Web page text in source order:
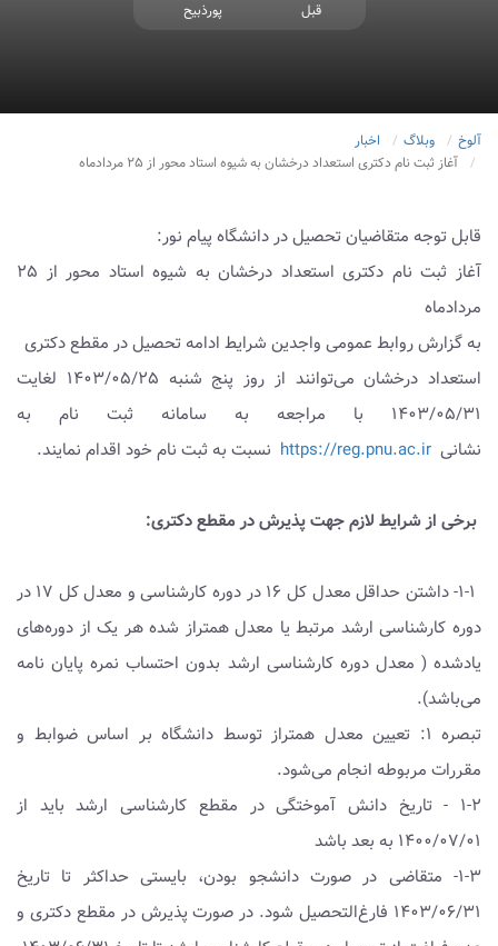
قبل
پورذبیح
آلوخ وبلاگ
اخبار
آغاز ثبت نام دکتری استعداد درخشان به شیوه استاد محور از ۲۵ مردادماه
قابل توجه متقاضیان تحصیل در دانشگاه پیام نور:
آغاز ثبت نام دکتری استعداد درخشان به شیوه استاد محور از ۲۵
مردادماه
به گزارش روابط عمومی واجدین شرایط ادامه تحصیل در مقطع دکتری
استعداد درخشان می‌توانند از روز پنج شنبه ۱۴۰۳/۰۵/۲۵ لغایت
۱۴۰۳/۰۵/۳۱ با مراجعه به سامانه ثبت نام به
نشانی https://reg.pnu.ac.ir نسبت به ثبت نام خود اقدام نمایند.
برخی از شرایط لازم جهت پذیرش در مقطع دکتری:
۱-۱- داشتن حداقل معدل کل ۱۶ در دوره کارشناسی و معدل کل ۱۷ در
دوره کارشناسی ارشد مرتبط یا معدل همتراز شده هر یک از دوره‌های
یادشده ( معدل دوره کارشناسی ارشد بدون احتساب نمره پایان نامه
می‌باشد).
تبصره ۱: تعیین معدل همتراز توسط دانشگاه بر اساس ضوابط و
مقررات مربوطه انجام می‌شود.
۱-۲ - تاریخ دانش آموختگی در مقطع کارشناسی ارشد باید از
۱۴۰۰/۰۷/۰۱ به بعد باشد
۱-۳- متقاضی در صورت دانشجو بودن، بایستی حداکثر تا تاریخ
۱۴۰۳/۰۶/۳۱ فارغ‌التحصیل شود. در صورت پذیرش در مقطع دکتری و